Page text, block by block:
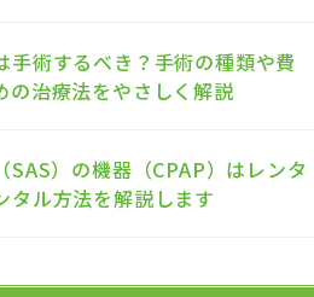
手術するべき？手術の種類や費
の治療法をやさしく解説
SAS）の機器（CPAP）はレンタ
タル方法を解説します